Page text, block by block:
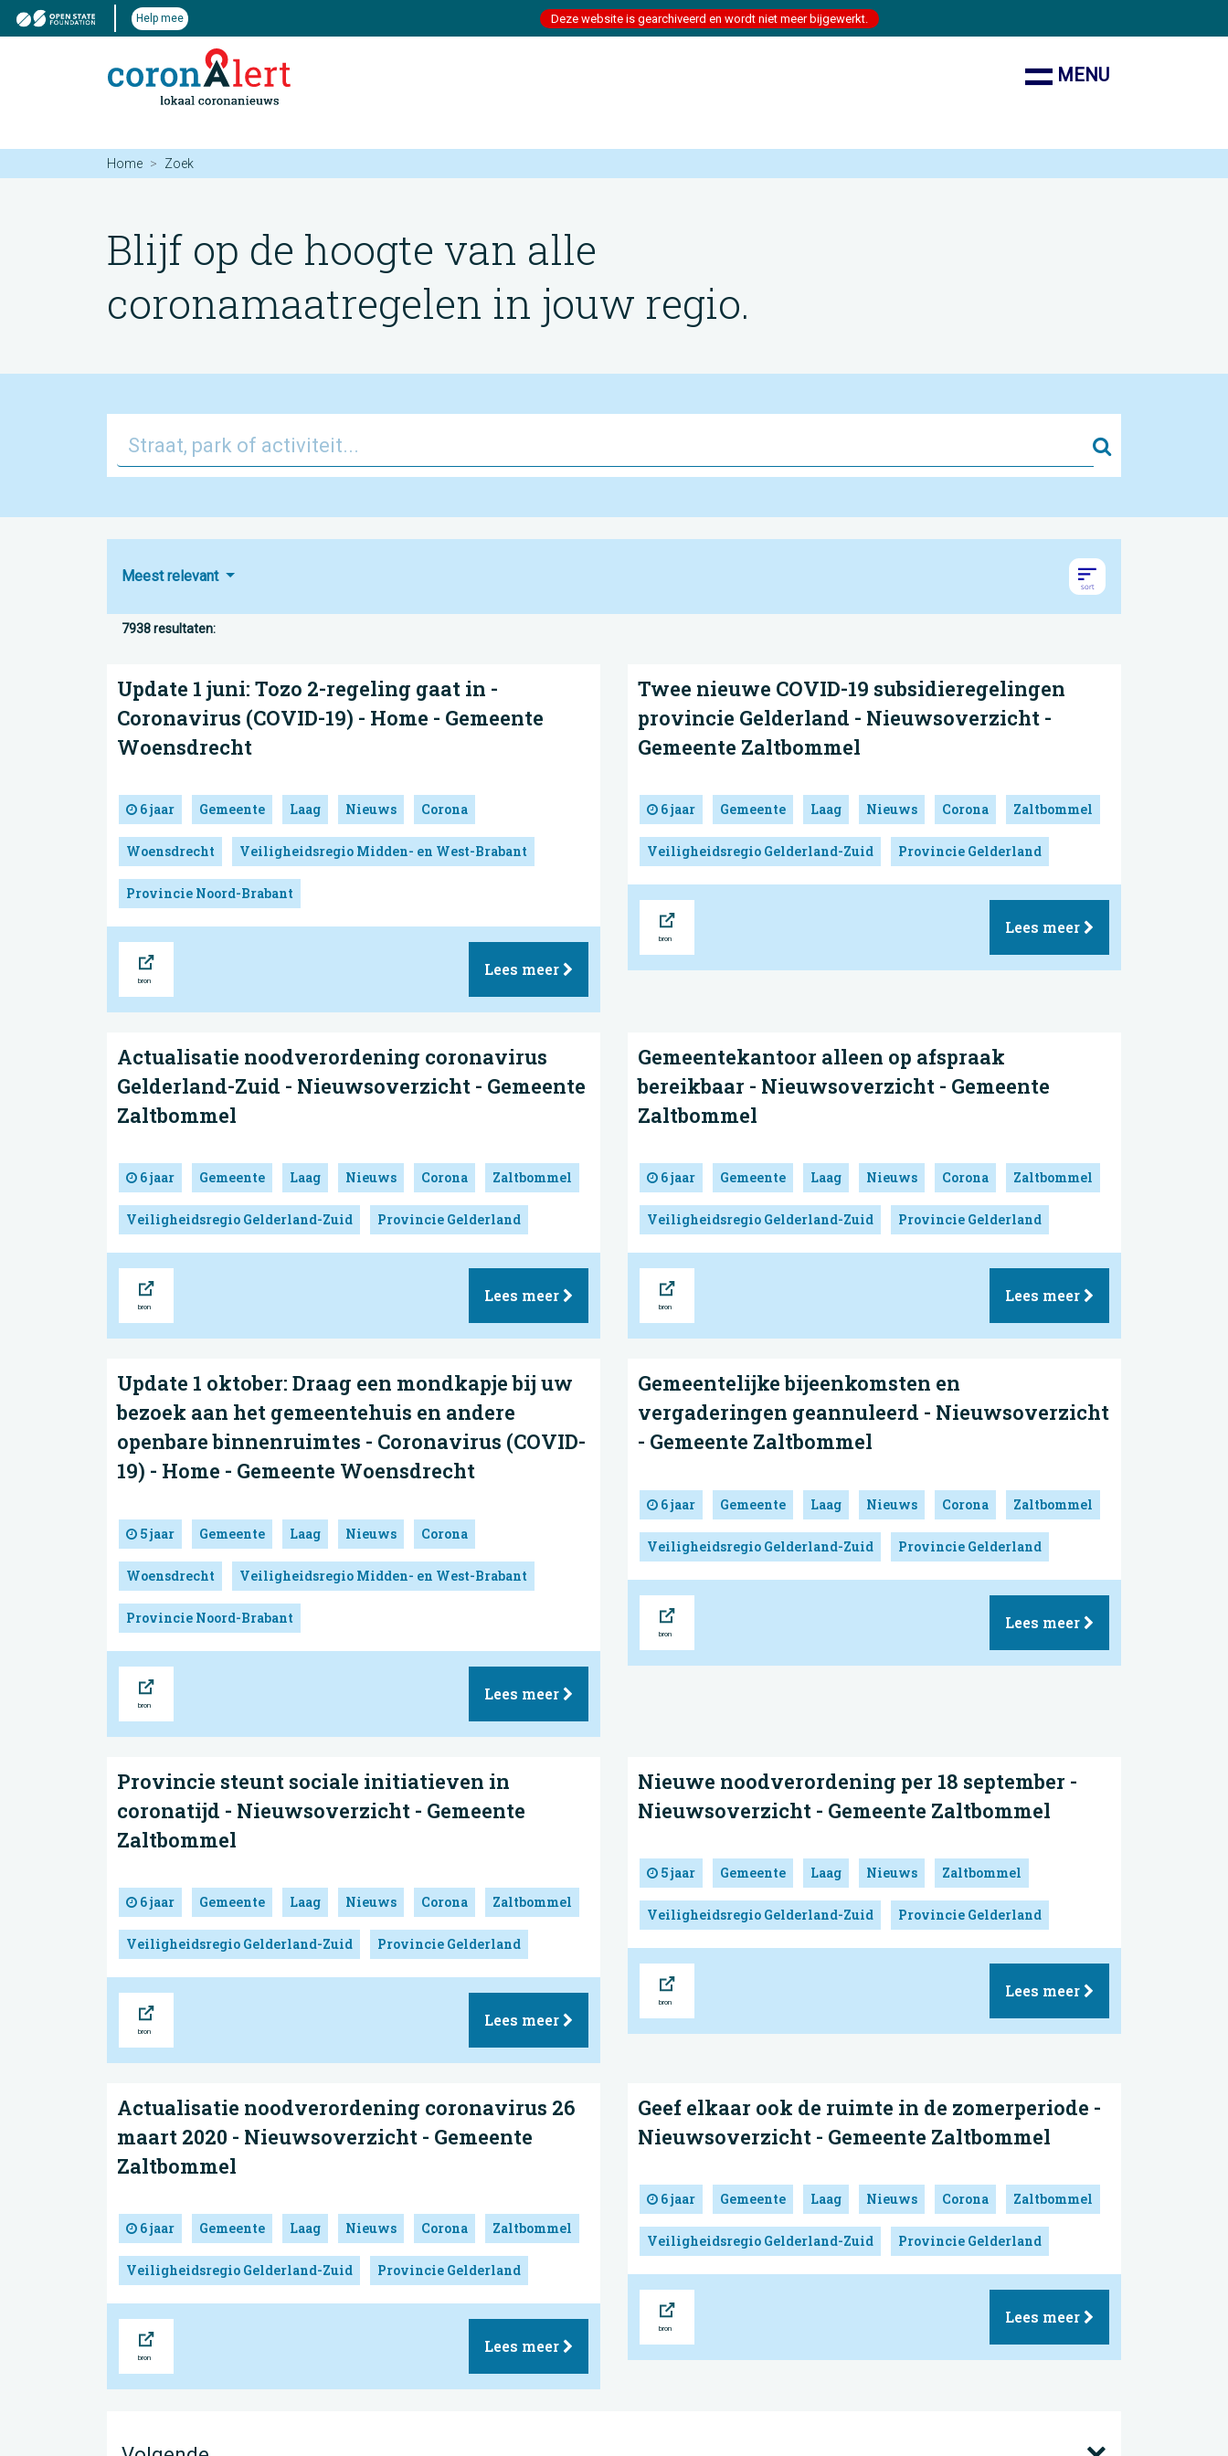
Help mee Deze website is gearchiveerd en wordt niet meer bijgewerkt.
MENU
Home Zoek
Blijf op de hoogte van alle
coronamaatregelen in jouw regio.
Zoek
Meest relevant
7938 resultaten:
Update 1 juni: Tozo 2-regeling gaat in -
Coronavirus (COVID-19) - Home - Gemeente
Woensdrecht
6 jaar Gemeente Laag Nieuws Corona
Woensdrecht Veiligheidsregio Midden- en West-Brabant
Provincie Noord-Brabant
Lees meer
Twee nieuwe COVID-19 subsidieregelingen
provincie Gelderland - Nieuwsoverzicht -
Gemeente Zaltbommel
6 jaar Gemeente Laag Nieuws Corona Zaltbommel
Veiligheidsregio Gelderland-Zuid Provincie Gelderland
Lees meer
Actualisatie noodverordening coronavirus
Gelderland-Zuid - Nieuwsoverzicht - Gemeente
Zaltbommel
6 jaar Gemeente Laag Nieuws Corona Zaltbommel
Veiligheidsregio Gelderland-Zuid Provincie Gelderland
Lees meer
Gemeentekantoor alleen op afspraak
bereikbaar - Nieuwsoverzicht - Gemeente
Zaltbommel
6 jaar Gemeente Laag Nieuws Corona Zaltbommel
Veiligheidsregio Gelderland-Zuid Provincie Gelderland
Lees meer
Update 1 oktober: Draag een mondkapje bij uw
bezoek aan het gemeentehuis en andere
openbare binnenruimtes - Coronavirus (COVID-
19) - Home - Gemeente Woensdrecht
5 jaar Gemeente Laag Nieuws Corona
Woensdrecht Veiligheidsregio Midden- en West-Brabant
Provincie Noord-Brabant
Lees meer
Gemeentelijke bijeenkomsten en
vergaderingen geannuleerd - Nieuwsoverzicht
- Gemeente Zaltbommel
6 jaar Gemeente Laag Nieuws Corona Zaltbommel
Veiligheidsregio Gelderland-Zuid Provincie Gelderland
Lees meer
Provincie steunt sociale initiatieven in
coronatijd - Nieuwsoverzicht - Gemeente
Zaltbommel
6 jaar Gemeente Laag Nieuws Corona Zaltbommel
Veiligheidsregio Gelderland-Zuid Provincie Gelderland
Lees meer
Nieuwe noodverordening per 18 september -
Nieuwsoverzicht - Gemeente Zaltbommel
5 jaar Gemeente Laag Nieuws Zaltbommel
Veiligheidsregio Gelderland-Zuid Provincie Gelderland
Lees meer
Actualisatie noodverordening coronavirus 26
maart 2020 - Nieuwsoverzicht - Gemeente
Zaltbommel
6 jaar Gemeente Laag Nieuws Corona Zaltbommel
Veiligheidsregio Gelderland-Zuid Provincie Gelderland
Lees meer
Geef elkaar ook de ruimte in de zomerperiode -
Nieuwsoverzicht - Gemeente Zaltbommel
6 jaar Gemeente Laag Nieuws Corona Zaltbommel
Veiligheidsregio Gelderland-Zuid Provincie Gelderland
Lees meer